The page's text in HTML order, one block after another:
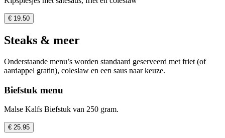
€ 19.50
Steaks & meer
Onderstaande menu’s worden standaard geserveerd met friet (of
aardappel gratin), coleslaw en een saus naar keuze.
Biefstuk menu
Malse Kalfs Biefstuk van 250 gram.
€ 25.95